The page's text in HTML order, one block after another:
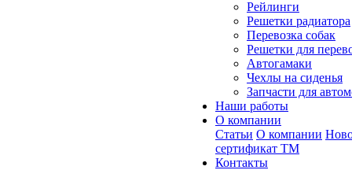
Рейлинги
Решетки радиатора
Перевозка собак
Решетки для
Автогамаки
Чехлы на сиденья
Запчасти для
Наши работы
О компании
Статьи О компании
сертификат ТМ
Контакты